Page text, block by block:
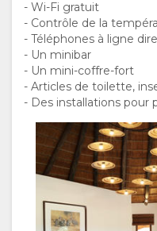
PROPOS
DE
NOUS
POURQUOI
RESERVER
SÉJOUR
TYPE DE
CHAMBRES
- Wi-Fi gratuit
- Contrôle de la
- Téléphones à ligne
- Un minibar
- Un mini-coffre-fort
- Articles de toilette,
- Des installations pour